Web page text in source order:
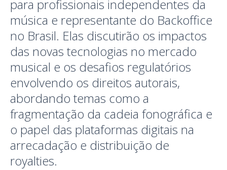
para profissionais independentes da
música e representante do Backoffice
no Brasil. Elas discutirão os impactos
das novas tecnologias no mercado
musical e os desafios regulatórios
envolvendo os direitos autorais,
abordando temas como a
fragmentação da cadeia fonográfica e
o papel das plataformas digitais na
arrecadação e distribuição de
royalties.